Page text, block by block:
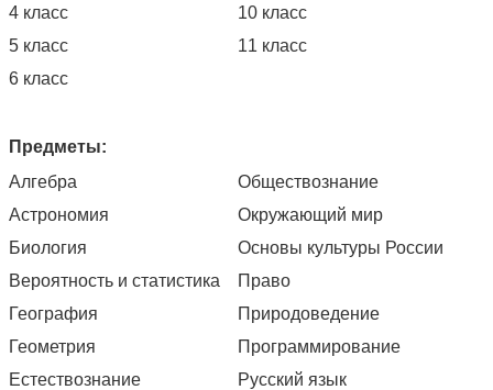
4 класс
5 класс
6 класс
10 класс
11 класс
Предметы:
Алгебра
Астрономия
Биология
Вероятность и статистика
География
Геометрия
Естествознание
Обществознание
Окружающий мир
Основы культуры России
Право
Природоведение
Программирование
Русский язык